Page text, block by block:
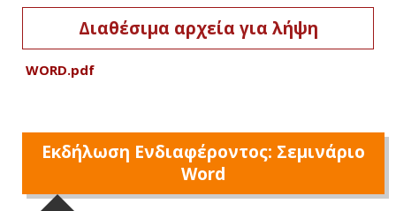
Διαθέσιμα αρχεία για λήψη
WORD.pdf
Εκδήλωση Ενδιαφέροντος: Σεμινάριο
Word